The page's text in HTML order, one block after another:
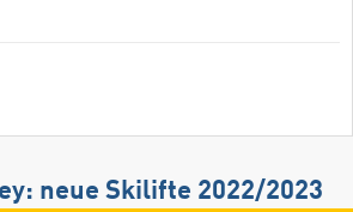
neue Skilifte 2022/2023